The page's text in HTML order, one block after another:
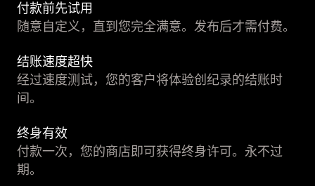
付款前先试用
随意自定义，直到您完全满意。发布后才需付费。
结账速度超快
经过速度测试，您的客户将体验创纪录的结账时
间。
终身有效
付款一次，您的商店即可获得终身许可。永不过
期。